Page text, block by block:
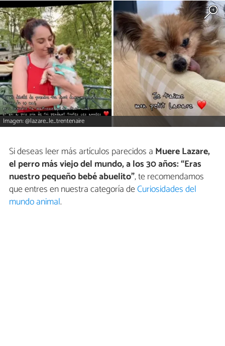
Imagen: @lazare_le_trentenaire
Si deseas leer más artículos parecidos a Muere Lazare,
el perro más viejo del mundo, a los 30 años: “Eras
nuestro pequeño bebé abuelito”, te recomendamos
que entres en nuestra categoría deCuriosidades del
mundo animal.